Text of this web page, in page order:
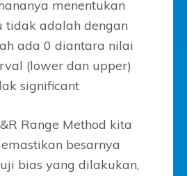
menentukan
tidak adalah dengan
ada 0 diantara nilai
(lower dan upper)
significant
Range Method kita
besarnya
bias yang dilakukan,